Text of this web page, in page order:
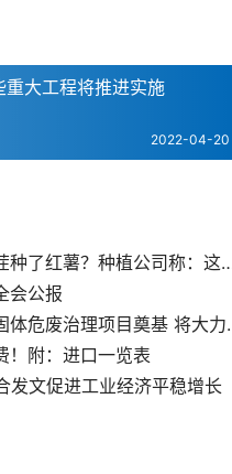
重大工程将推进实施
2022-04-20
问题小麦频出，皆因上茬种了
会公报
湖北省首个县
！附：进口一览表
发文促进工业经济平稳增长